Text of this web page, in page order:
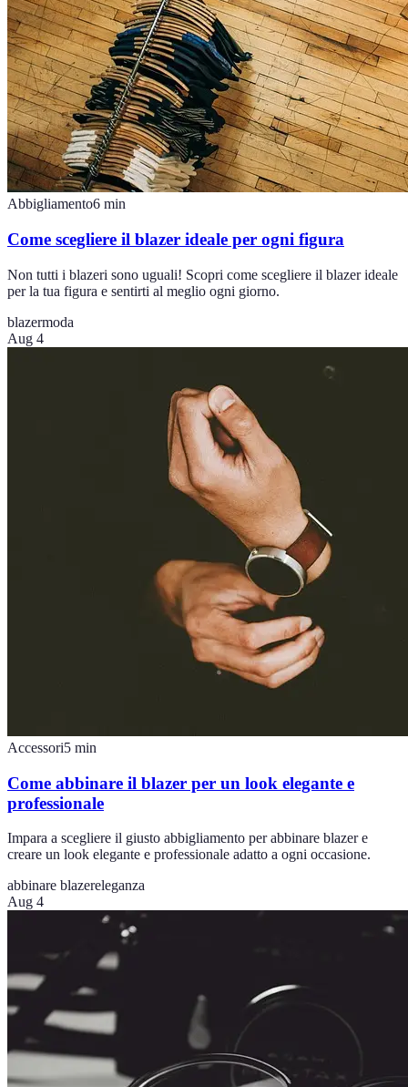
Abbigliamento6 min
Come scegliere il blazer ideale per ogni figura
Non tutti i blazeri sono uguali! Scopri come scegliere il blazer ideale
per la tua figura e sentirti al meglio ogni giorno.
blazermoda
Aug 4
Accessori5 min
Come abbinare il blazer per un look elegante e
professionale
Impara a scegliere il giusto abbigliamento per abbinare blazer e
creare un look elegante e professionale adatto a ogni occasione.
abbinare blazereleganza
Aug 4